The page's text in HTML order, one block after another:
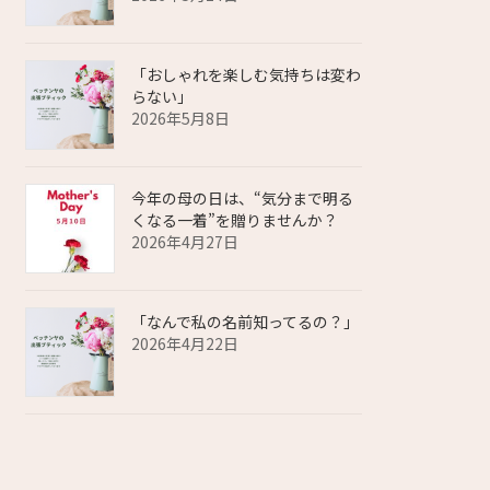
「おしゃれを楽しむ気持ちは変わ
らない」
2026年5月8日
今年の母の日は、“気分まで明る
くなる一着”を贈りませんか？
2026年4月27日
「なんで私の名前知ってるの？」
2026年4月22日